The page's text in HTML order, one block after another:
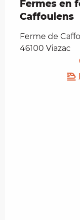
Fermes en
Caffoulens
Ferme de
46100 Viazac